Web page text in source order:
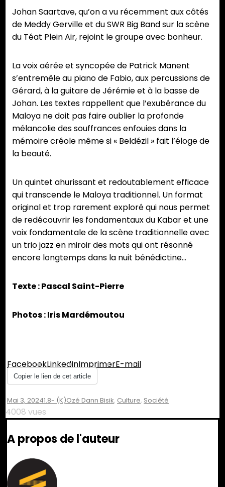
Johan Saartave, qu’on a vu récemment aux côtés
de Meddy Gerville et du SWR Big Band sur la scène
du Téat Plein Air, rejoint le groupe avec bonheur.
La voix aérée et syncopée de Patrick Manent
s’entremêle au piano de Fabio, aux percussions de
Gérard, à la guitare de Jérémie et à la basse de
Johan. Les textes rappellent que l’exubérance du
Maloya ne doit pas faire oublier la profonde
mélancolie des souffrances enfouies dans la
mémoire créole même si « Beldézil » fait l’éloge de
la beauté.
Un quintet ahurissant et redoutablement efficace
qui transcende le Maloya traditionnel. Un format
original et trop rarement exploré qui nous permet
de redécouvrir les fondamentaux du Kabar et une
voix fondamentale de la scène traditionnelle avec
un trio jazz en miroir des mots qui ont résonné
encore longtemps dans la nuit bénédictine…
Texte : Pascal Saint-Pierre
Photos : Iris Mardémoutou
FacebookLinkedInImprimerE-mail
Copier le lien de cet article
Mai 3, 20241.8- (K)ozé Dann Bisik, Culture, Société
4008 vues
A propos de l'auteur